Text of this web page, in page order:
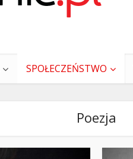
SPOŁECZEŃSTWO
Poezja